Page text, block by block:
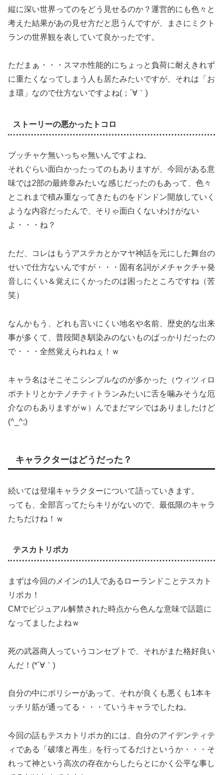
縦に深い世界ってのをどう見せるのか？運営的にも色々と
考えた結果があの見せ方だと思うんですが、まさにミクト
ランの世界観を表していて良かったです。
ただまぁ・・・スマホ性能的にちょっと負荷に耐えきれず
に重たくなってしまう人も居たみたいですが、それは「お
ま環」なので仕方ないですよね(；´∀｀)
ストーリーの悪かったトコロ
ブッチャケ無いっちゃ無いんですよね。
それぐらい面白かったってのもありますが、今回がある意
味では2部の最終章みたいな感じだったのもあって、色々
とこれまで積み重なってきたものをドンドン開放していく
ような内容だったんで、そりゃ面白くないわけがない
よ・・・ね？
ただ、コレはもうアステカとかマヤ神話を元にした舞台の
せいで仕方ないんですが・・・固有名詞がメチャクチャ発
音しにくい＆覚えにくかったのは困ったところですね（苦
笑）
なんかもう、どれも言いにくい地名や名前、歴史的な出来
事が多くて、普段聞き馴染みのないものばっかりだったの
で・・・全然覚えられねぇ！ｗ
キャラ名はそこそこシンプルなのが多かった（ウィツィロ
ポチトリとかテノチティトランみたいに舌を噛みそうな厄
介なのもありますがｗ）んでまだマシではありましたけど
(^_^;)
キャラクターはどうだった？
続いては登場キャラクターについて語っていきます。
っても、全部言ってたらキリがないので、最低限のキャラ
たちだけね！ｗ
テスカトリポカ
まずは今回のメインの1人であるローランドことテスカト
リポカ！
CMでビジュアル解禁された時点から色んな意味で話題に
なってましたよねｗ
死の武器商人っていうコンセプトで、それがまた格好良い
んだ！(*´∀｀)
自分の中にポリシーがあって、それが良くも悪くも1本キ
ッチリ筋が通ってる・・・ていうキャラでしたね。
今回の話もテスカトリポカ的には、自分のアイデンティテ
ィである「破壊と再生」を行ってるだけというか・・・そ
れって神という高次の存在からしたらとにかく公平な事し